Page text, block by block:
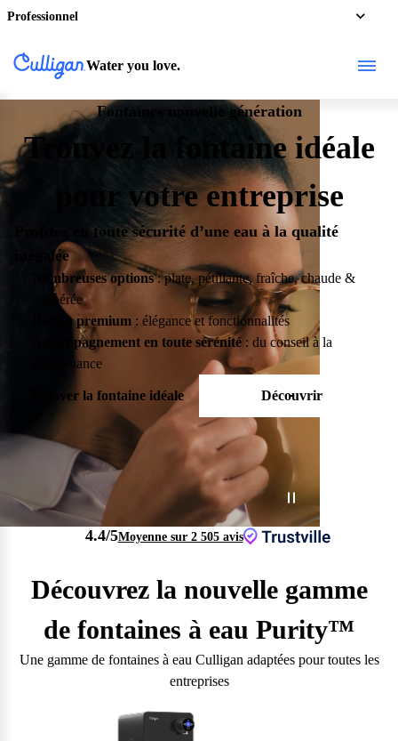
Professionnel
Water you love.
Fontaines nouvelle génération
Trouvez la fontaine idéale
pour votre entreprise
Profitez en toute sécurité d’une eau à la qualité
inégalée
Nombreuses options: plate, pétillante, fraîche, chaude &
tempérée
Design premium : élégance et fonctionnalités
Accompagnement en toute sérénité : du conseil à la
maintenance
Trouver la fontaine idéale Découvrir
Eau de qualité supérieure
Réduit les déchets plastiques
Produits innovants
Qualité de Service reconnue
4.4/5Moyenne sur 2 505 avis
Découvrez la nouvelle gamme
de fontaines à eau Purity™
Une gamme de fontaines à eau Culligan adaptées pour toutes les
entreprises